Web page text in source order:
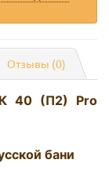
Отзывы (0)
40 (П2) Pro
бани